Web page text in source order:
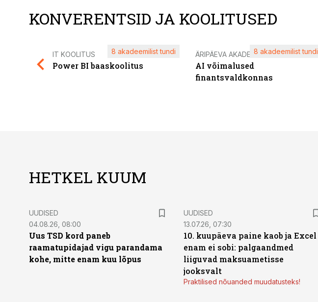
KONVERENTSID JA KOOLITUSED
IT KOOLITUS
Power BI baaskoolitus
8 akadeemilist tundi ÄRIPÄEVA AKADEEMIA
AI võimalused
finantsvaldkonnas
8 akadeemilist tundi
HETKEL KUUM
UUDISED
04.08.26, 08:00
Uus TSD kord paneb
raamatupidajad vigu parandama
kohe, mitte enam kuu lõpus
UUDISED
13.07.26, 07:30
10. kuupäeva paine kaob ja Excel
enam ei sobi: palgaandmed
liiguvad maksuametisse
jooksvalt
Praktilised nõuanded muudatusteks!